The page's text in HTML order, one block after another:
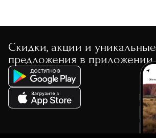
Скидки, акции и уникальные
предложения в приложении